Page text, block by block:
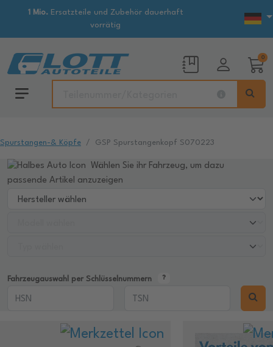
1 Mio.Ersatzteile und Zubehör dauerhaft
vorrätig
0
Spurstangen-& Köpfe GSP Spurstangenkopf S070223
Wählen Sie ihr Fahrzeug, um dazu
passende Artikel anzuzeigen
Fahrzeugauswahl per Schlüsselnummern